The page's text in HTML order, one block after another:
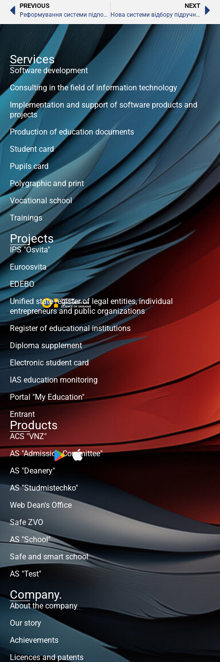
PREVIOUS
Реформування системи підпорядкування вишів
NEXT
Нова системи відбору підручників майже розроблена
Services
Software development
Consulting in the field of information technology
Implementation and support of software products and
projects
Production of education documents
Student card
Pupils card
Polygraphic and print
Vocational school
Trainings
Projects
IPS "Osvita"
Euroosvita
EDEBO
Unified state register of legal entities, individual
entrepreneurs and public organizations
Register of educational institutions
Diploma supplement
Electronic student card
IAS education monitoring
Portal "My Education"
Entrant
Products
ACS "VNZ"
AS "Admission Committee"
AS "Deanery"
AS "Studmistechko"
Web Dean's Office
Safe ZVO
AS "School"
Safe and smart school
AS "Test"
Company.
About the company
Our story
Achievements
Licences and patents